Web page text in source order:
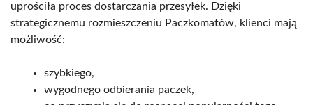
uprościła proces dostarczania przesyłek. Dzięki
strategicznemu rozmieszczeniu Paczkomatów, klienci mają
możliwość:
szybkiego,
wygodnego odbierania paczek,